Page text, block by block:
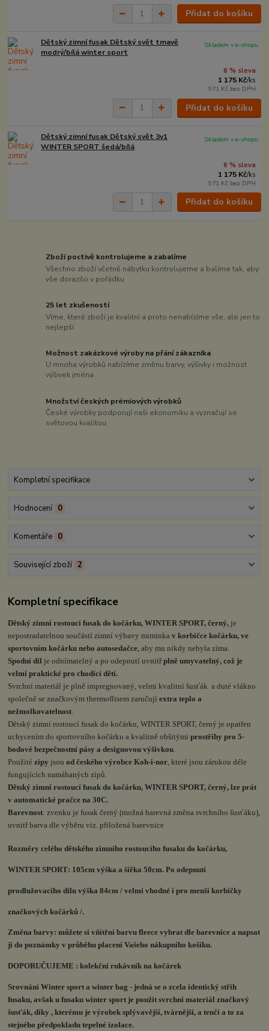
Přidat do košíku
Dětský zimní fusak Dětský svět tmavě
modrý/bílá winter sport
6 % sleva
1 175 Kč/ks
971 Kč bez DPH
Skladem v e-shopu
Přidat do košíku
Dětský zimní fusak Dětský svět 3v1
WINTER SPORT šedá/bílá
6 % sleva
1 175 Kč/ks
971 Kč bez DPH
Skladem v e-shopu
Přidat do košíku
Zboží poctivě kontrolujeme a zabalíme
Všechno zboží včetně nábytku kontrolujeme a balíme tak, aby
vše dorazilo v pořádku
25 let zkušeností
Víme, které zboží je kvalitní a proto nenabízíme vše, ale jen to
nejlepší
Možnost zakázkové výroby na přání zákazníka
U mnoha výrobků nabízíme změnu barvy, výšivky i možnost
výšivek jména
Množství českých prémiových výrobků
České výrobky podporují naši ekonomiku a vyznačují se
světovou kvalitou
Kompletní specifikace
Hodnocení 0
Komentáře 0
Související zboží 2
Kompletní specifikace
Dětský zimní rostoucí fusak do kočárku, WINTER SPORT, černý, je
nepostradatelnou součástí zimní výbavy miminka v korbičce kočárku, ve
sportovním kočárku nebo autosedačce , aby mu nikdy nebyla zima.
Spodní díl je odnímatelný a po odepnutí uvnitřplně umyvatelný, což je
velmi praktické pro chodící děti.
Svrchní materiál je plně impregnovaný, velmi kvalitní šusťák a duté vlákno
společně se značkovým thermoflisem zaručujíextra teplo a
nežmolkovatelnost
Dětský zimní rostoucí fusak do kočárku, WINTER SPORT, černý je opatřen
uchycením do sportovního kočárku a kvalitně obšitýmiprostřihy pro 5-
bodové bezpečnostní pásy a designovou výšivkou
Použitézipy jsouod českého výrobce Koh-i-nor , které jsou zárukou déle
fungujících namáhaných zipů.
Dětský zimní rostoucí fusak do kočárku, WINTER SPORT, černý, lze prát
v automatické pračce na 30C.
Barevnost: zvenku je fusak černý (možná barevná změna svrchního šusťáku),
uvnitř barva dle výběru viz. přiložená barevnice
Rozměry celého dětského zimního rostoucího fusaku do kočárku,
WINTER SPORT: 105cm výška a šířka 50cm. Po odepnutí
prodlužovacího dílu výška 84cm / velmi vhodné i pro menší korbičky
značkových kočárků /.
Změna barvy: můžete si vňitřní barvu fleece vybrat dle barevnice a napsat
ji do poznámky v průběhu placení Vašeho nákupního košíku.
DOPORUČUJEME : kolekční rukávník na kočárek
Srovnání Winter sport a winter bag - jedná se o zcela identický střih
fusaku, avšak u fusaku winter sport je použit svrchní materiál značkový
šusťák, díky , kterému je výrobek splývavější, tvárnější, a tenčí a to za
stejného předpokladu tepelné izolace.